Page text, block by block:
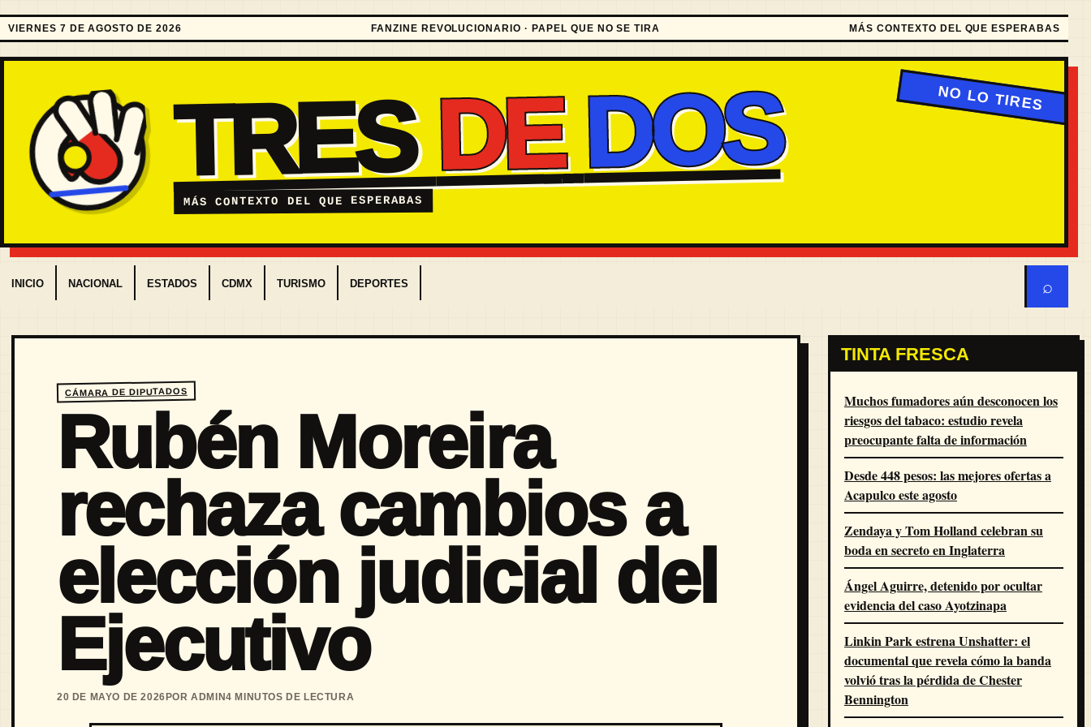
VIERNES 7 DE AGOSTO DE 2026 FANZINE REVOLUCIONARIO · PAPEL QUE NO SE TIRA MÁS CONTEXTO DEL QUE ESPERABAS
TRESDE DOS
MÁS CONTEXTO DEL QUE ESPERABAS
INICIO NACIONAL ESTADOS CDMX TURISMO DEPORTES ⌕
CÁMARA DE DIPUTADOS
Rubén Moreira
rechaza cambios a
elección judicial del
Ejecutivo
20 DE MAYO DE 2026 POR ADMIN4 MINUTOS DE LECTURA
TINTA FRESCA
Muchos fumadores aún desconocen los
riesgos del tabaco: estudio revela
preocupante falta de información
Desde 448 pesos: las mejores ofertas a
Acapulco este agosto
Zendaya y Tom Holland celebran su
boda en secreto en Inglaterra
Ángel Aguirre, detenido por ocultar
evidencia del caso Ayotzinapa
Linkin Park estrena Unshatter: el
documental que revela cómo la banda
volvió tras la pérdida de Chester
Bennington